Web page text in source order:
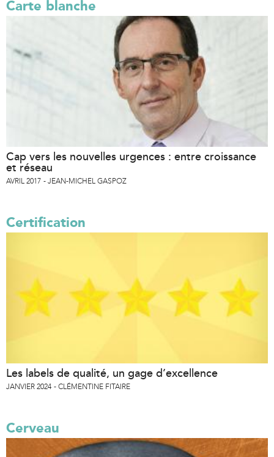
Carte blanche
Cap vers les nouvelles urgences : entre croissance
et réseau
AVRIL 2017 JEAN-MICHEL GASPOZ
Certification
Les labels de qualité, un gage d’excellence
JANVIER 2024 CLÉMENTINE FITAIRE
Cerveau